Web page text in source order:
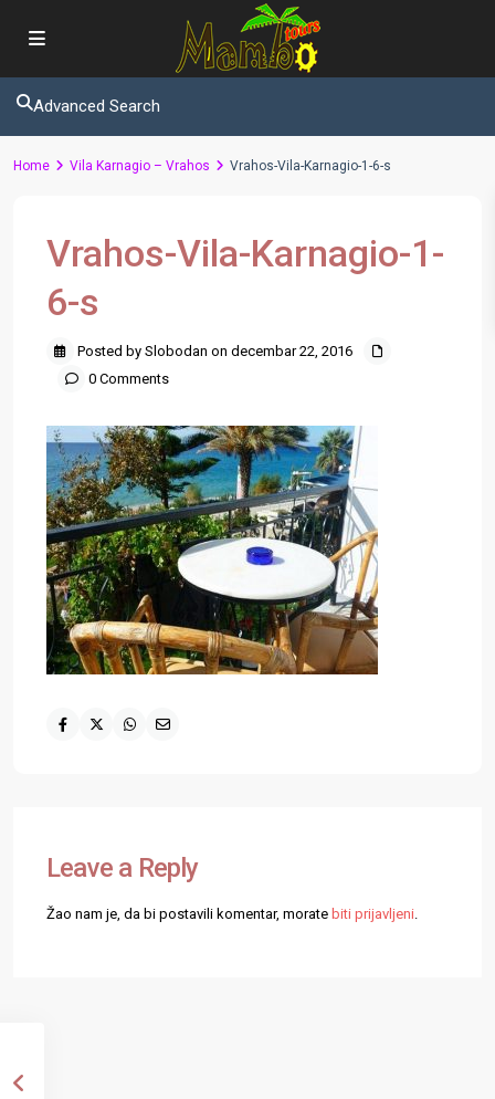
Advanced Search
Home Vila Karnagio – Vrahos Vrahos-Vila-Karnagio-1-6-s
Vrahos-Vila-Karnagio-1-
6-s
Posted by Slobodan on decembar 22, 2016
0 Comments
Leave a Reply
Žao nam je, da bi postavili komentar, morate biti prijavljeni.